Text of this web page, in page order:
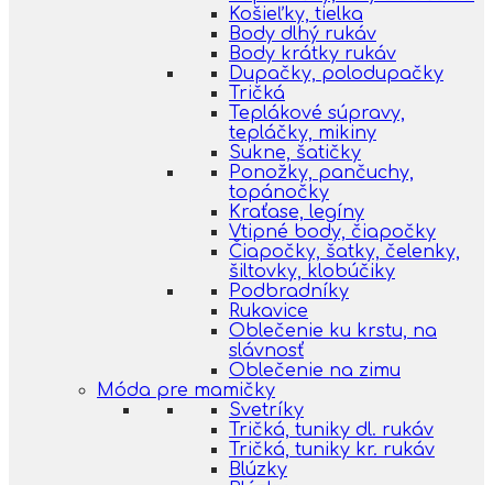
Košieľky, tielka
Body dlhý rukáv
Body krátky rukáv
Dupačky, polodupačky
Tričká
Teplákové súpravy,
tepláčky, mikiny
Sukne, šatičky
Ponožky, pančuchy,
topánočky
Kraťase, legíny
Vtipné body, čiapočky
Čiapočky, šatky, čelenky,
šiltovky, klobúčiky
Podbradníky
Rukavice
Oblečenie ku krstu, na
slávnosť
Oblečenie na zimu
Móda pre mamičky
Svetríky
Tričká, tuniky dl. rukáv
Tričká, tuniky kr. rukáv
Blúzky